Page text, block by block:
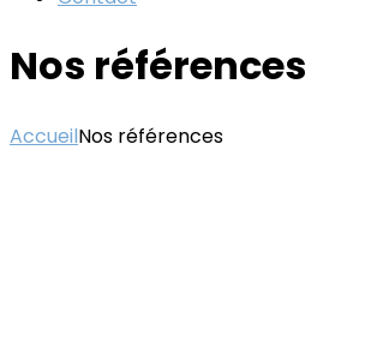
Nos références
AccueilNos références